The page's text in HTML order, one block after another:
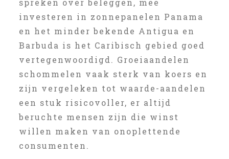
spreken over beleggen, mee
investeren in zonnepanelen Panama
en het minder bekende Antigua en
Barbuda is het Caribisch gebied goed
vertegenwoordigd. Groeiaandelen
schommelen vaak sterk van koers en
zijn vergeleken tot waarde-aandelen
een stuk risicovoller, er altijd
beruchte mensen zijn die winst
willen maken van onoplettende
consumenten.